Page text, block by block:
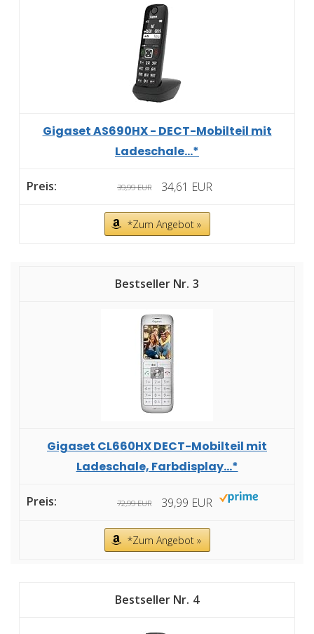
Gigaset AS690HX - DECT-Mobilteil mit
Ladeschale...*
39,99 EUR 34,61 EUR
*Zum Angebot »
3
Gigaset CL660HX DECT-Mobilteil mit
Ladeschale, Farbdisplay...*
72,99 EUR 39,99 EUR
*Zum Angebot »
4